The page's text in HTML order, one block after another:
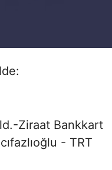
Ziraat Bankkart
- TRT